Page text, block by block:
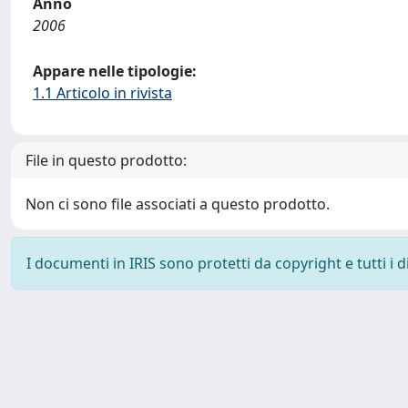
2006
Appare nelle tipologie:
1.1 Articolo in rivista
File in questo prodotto:
Non ci sono file associati a questo prodotto.
I documenti in IRIS sono protetti da copyright e tutti i